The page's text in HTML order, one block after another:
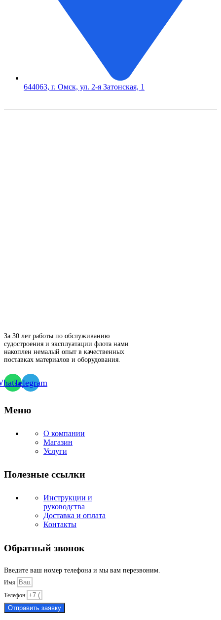
644063, г. Омск, ул. 2-я Затонская, 1
За 30 лет работы по обслуживанию
судостроения и эксплуатации флота нами
накоплен немалый опыт в качественных
поставках материалов и оборудования.
Telegram
Меню
О компании
Магазин
Услуги
Полезные ссылки
Инструкции и
руководства
Доставка и оплата
Контакты
Обратный звонок
Введите ваш номер телефона и мы вам перезвоним.
Имя
Телефон
Отправить заявку